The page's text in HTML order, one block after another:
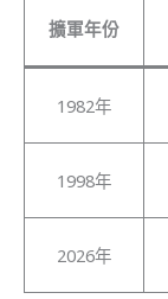
擴軍年份
1982年
1998年
2026年